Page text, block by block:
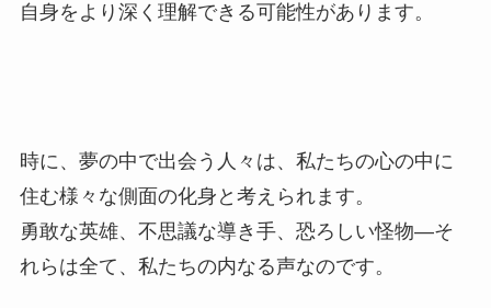
自身をより深く理解できる可能性があります。
時に、夢の中で出会う人々は、私たちの心の中に
住む様々な側面の化身と考えられます。
勇敢な英雄、不思議な導き手、恐ろしい怪物―そ
れらは全て、私たちの内なる声なのです。